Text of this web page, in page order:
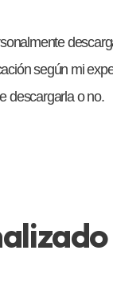
según mi
descargarla o no.